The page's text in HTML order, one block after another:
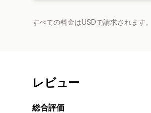
すべての料金はUSDで請求されます
レビュー
総合評価